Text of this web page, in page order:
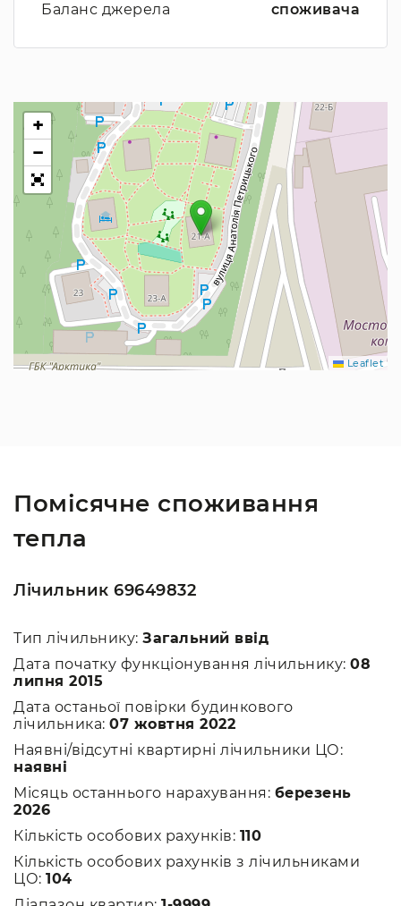
Баланс джерела споживача
+
−
Leaflet
Помісячне споживання
тепла
Лічильник 69649832
Тип лічильнику: Загальний ввід
Дата початку функціонування лічильнику: 08
липня 2015
Дата останьої повірки будинкового
лічильника: 07 жовтня 2022
Наявні/відсутні квартирні лічильники ЦО:
наявні
Місяць останнього нарахування: березень
2026
Кількість особових рахунків: 110
Кількість особових рахунків з лічильниками
ЦО: 104